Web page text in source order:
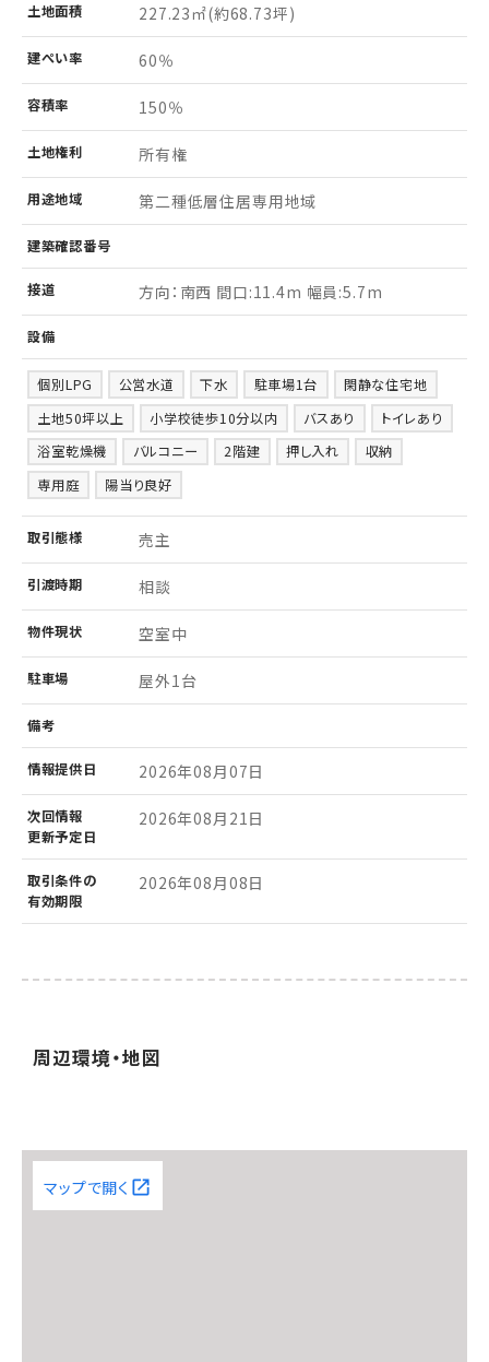
土地面積 227.23㎡(約68.73坪)
建ぺい率 60％
容積率 150％
土地権利 所有権
用途地域 第二種低層住居専用地域
建築確認番号
接道 方向：南西 間口:11.4m 幅員:5.7m
設備
個別LPG 公営水道 下水 駐車場1台
閑静な住宅地
土地50坪以上
小学校徒歩10分以内 バスあり
トイレあり
浴室乾燥機
バルコニー 2階建 押し入れ
収納
専用庭
陽当り良好
取引態様 売主
引渡時期 相談
物件現状 空室中
駐車場 屋外1台
備考
情報提供日 2026年08月07日
次回情報
更新予定日
2026年08月21日
取引条件の
有効期限
2026年08月08日
周辺環境・地図
マップで開く